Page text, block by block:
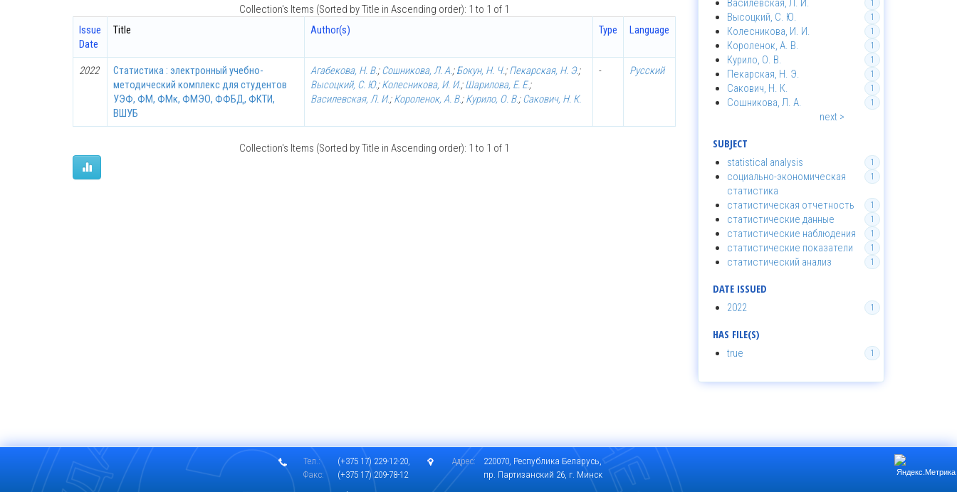
Collection's Items (Sorted by Title in Ascending order): 1 to 1 of 1
Issue
Date
Title Author(s) Type Language
2022
Статистика : электронный учебно-
методический комплекс для студентов
УЭФ, ФМ, ФМк, ФМЭО, ФФБД, ФКТИ,
ВШУБ
Агабекова, Н. В.;Сошникова, Л. А.;Бокун, Н. Ч.;Пекарская, Н. Э.;
Высоцкий, С. Ю.;Колесникова, И. И.;Шарилова, Е. Е.;
Василевская, Л. И.;Короленок, А. В.;Курило, О. В.;Сакович, Н. К.
- Русский
Collection's Items (Sorted by Title in Ascending order): 1 to 1 of 1
1
Василевская, Л. И.
1
Высоцкий, С. Ю.
1
Колесникова, И. И.
1
Короленок, А. В.
1
Курило, О. В.
1
Пекарская, Н. Э.
1
Сакович, Н. К.
1
Сошникова, Л. А.
next >
SUBJECT
1
statistical analysis
1
социально-экономическая
статистика
1
статистическая отчетность
1
статистические данные
1
статистические наблюдения
1
статистические показатели
1
статистический анализ
DATE ISSUED
1
2022
HAS FILE(S)
1
true
Тел.:
(+375 17) 229-12-20,
Факс:
(+375 17) 209-78-12
Адрес:
220070, Республика Беларусь,
пр. Партизанский 26, г. Минск